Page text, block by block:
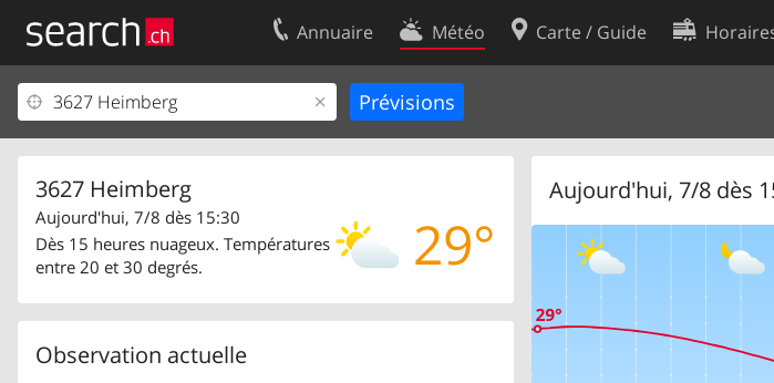
Annuaire Météo Carte / Guide
3627 Heimberg
29°
Aujourd'hui, 7/8 dès 15:30
Dès 15 heures nuageux. Températures
entre 20 et 30 degrés.
Observation actuelle
Aujourd'hui, 7/8 dès
Votre inscription
Centre clients
Mentions Légales
Contact
Conditions d’utilisation